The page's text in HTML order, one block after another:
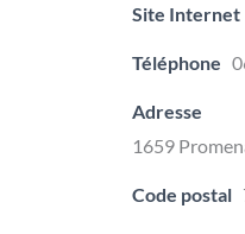
Site Internet
Téléphone
Adresse
1659
Code postal